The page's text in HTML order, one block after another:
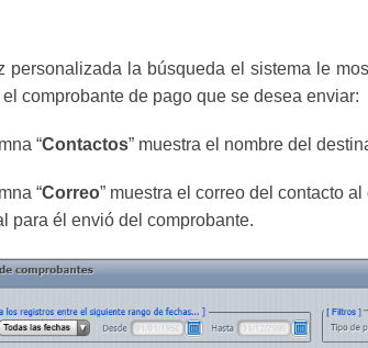
personalizada la búsqueda el sistema le
el comprobante de pago que se desea enviar:
“Contactos” muestra el nombre del
“Correo” muestra el correo del contacto
para él envió del comprobante.